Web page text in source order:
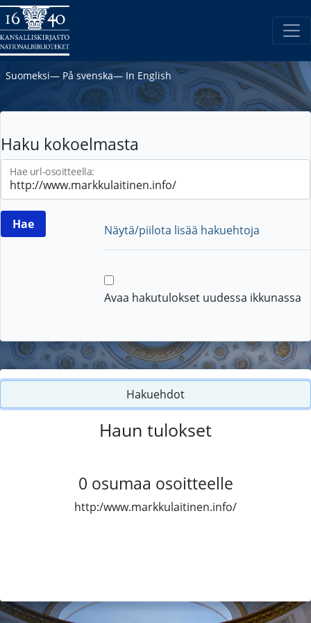
Suomeksi― På svenska― In English
Haku kokoelmasta
Hae url-osoitteella:
Näytä/piilota lisää hakuehtoja
Avaa hakutulokset uudessa ikkunassa
Hakuehdot
Haun tulokset
0 osumaa osoitteelle
http:/www.markkulaitinen.info/